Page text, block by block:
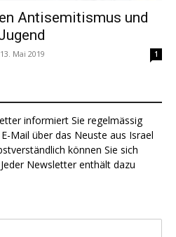
Antisemitismus und
13. Mai 2019 1
informiert Sie regelmässig
Mail über das Neuste aus Israel
können Sie sich
Newsletter enthält dazu